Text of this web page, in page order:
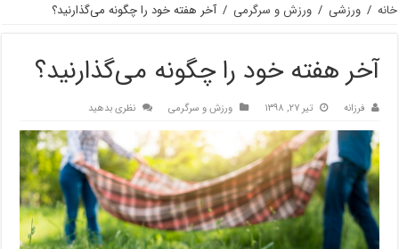
خانه / ورزشی / ورزش و سرگرمی / آخر هفته خود را چگونه می‌گذارنید؟
آخر هفته خود را چگونه می‌گذارنید؟
فرزانه تیر ۲۷, ۱۳۹۸ ورزش و سرگرمی نظری بدهید